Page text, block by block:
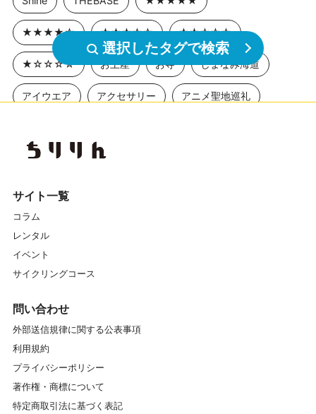
★★★★☆ ★★★☆☆ ★★☆☆☆
★☆☆☆☆ お土産 お寺 しまなみ海道
アイウエア アクセサリー アニメ聖地巡礼
エクササイズ
カスイチ
ガイドツアー
キッズスクール
グローブ
サイクリング
サイクリングスポット
選択したタグで検索
サイト一覧
コラム
レンタル
イベント
サイクリングコース
問い合わせ
外部送信規律に関する公表事項
利用規約
プライバシーポリシー
著作権・商標について
特定商取引法に基づく表記